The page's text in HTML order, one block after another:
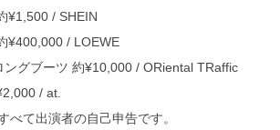
¥1,500 / SHEIN
¥400,000 / LOEWE
ングブーツ 約¥10,000 / ORiental TRaffic
/ at.
て出演者の自己申告です。